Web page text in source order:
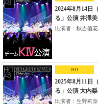
2024年8月14日
る」公演 井澤
出演者：秋吉優
HD
2025年8月11日
る」公演 大内
出演者：生野莉